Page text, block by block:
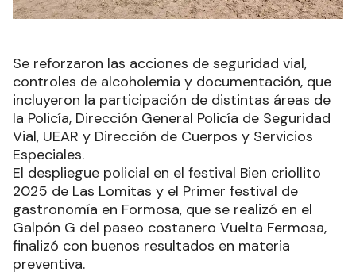
Se reforzaron las acciones de seguridad vial,
controles de alcoholemia y documentación, que
incluyeron la participación de distintas áreas de
la Policía, Dirección General Policía de Seguridad
Vial, UEAR y Dirección de Cuerpos y Servicios
Especiales.
El despliegue policial en el festival Bien criollito
2025 de Las Lomitas y el Primer festival de
gastronomía en Formosa, que se realizó en el
Galpón G del paseo costanero Vuelta Fermosa,
finalizó con buenos resultados en materia
preventiva.